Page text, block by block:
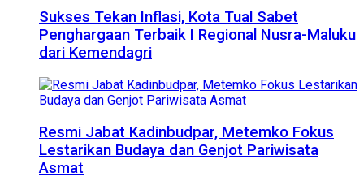
Sukses Tekan Inflasi, Kota Tual Sabet
Penghargaan Terbaik I Regional Nusra-Maluku
dari Kemendagri
Resmi Jabat Kadinbudpar, Metemko Fokus
Lestarikan Budaya dan Genjot Pariwisata
Asmat